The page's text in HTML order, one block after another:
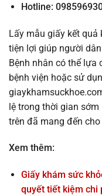
Hotline:
Lấy mẫu giấy kết
tiện lợi giúp người
Bệnh nhân có thể lựa
bệnh viện hoặc sử
lệ trong thời gian
trên đã mang đến
Xem thêm:
Giấy khám sức
quyết tiết kiệm chi